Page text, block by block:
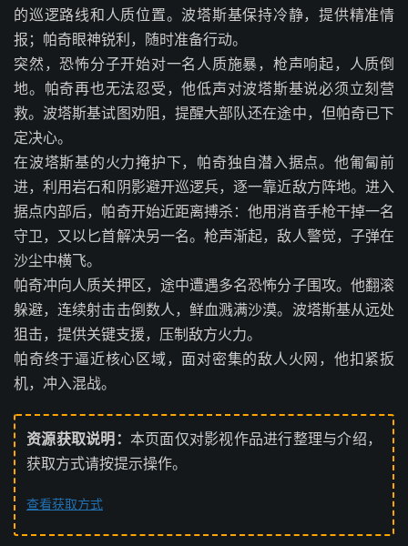
的巡逻路线和人质位置。波塔斯基保持冷静，提供精准情
报；帕奇眼神锐利，随时准备行动。
突然，恐怖分子开始对一名人质施暴，枪声响起，人质倒
地。帕奇再也无法忍受，他低声对波塔斯基说必须立刻营
救。波塔斯基试图劝阻，提醒大部队还在途中，但帕奇已下
定决心。
在波塔斯基的火力掩护下，帕奇独自潜入据点。他匍匐前
进，利用岩石和阴影避开巡逻兵，逐一靠近敌方阵地。进入
据点内部后，帕奇开始近距离搏杀：他用消音手枪干掉一名
守卫，又以匕首解决另一名。枪声渐起，敌人警觉，子弹在
沙尘中横飞。
帕奇冲向人质关押区，途中遭遇多名恐怖分子围攻。他翻滚
躲避，连续射击击倒数人，鲜血溅满沙漠。波塔斯基从远处
狙击，提供关键支援，压制敌方火力。
帕奇终于逼近核心区域，面对密集的敌人火网，他扣紧扳
机，冲入混战。
资源获取说明： 本页面仅对影视作品进行整理与介绍，
获取方式请按提示操作。
查看获取方式